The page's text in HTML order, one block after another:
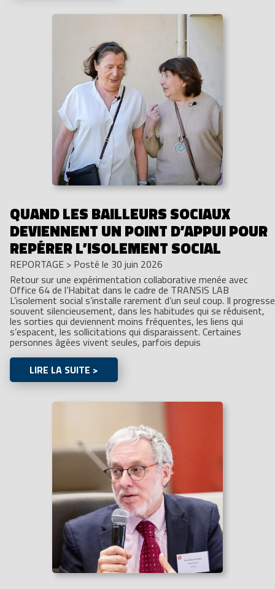
QUAND LES BAILLEURS SOCIAUX
DEVIENNENT UN POINT D’APPUI POUR
REPÉRER L’ISOLEMENT SOCIAL
REPORTAGE > Posté le 30 juin 2026
Retour sur une expérimentation collaborative menée avec
Office 64 de l’Habitat dans le cadre de TRANSIS LAB
L’isolement social s’installe rarement d’un seul coup. Il progresse
souvent silencieusement, dans les habitudes qui se réduisent,
les sorties qui deviennent moins fréquentes, les liens qui
s’espacent, les sollicitations qui disparaissent. Certaines
personnes âgées vivent seules, parfois depuis
LIRE LA SUITE >